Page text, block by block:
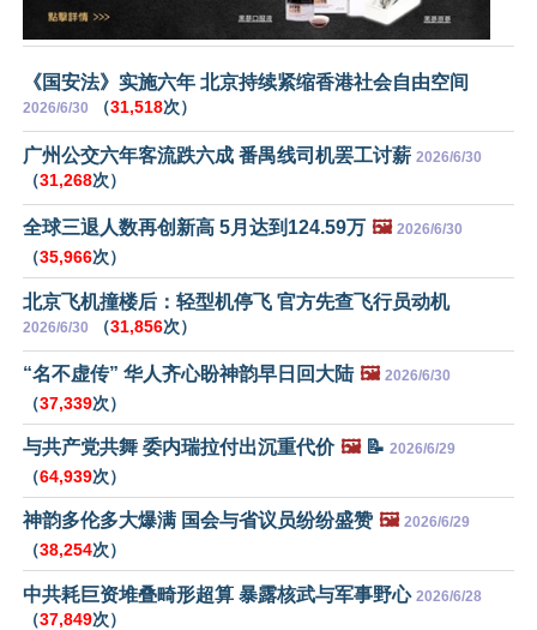
《国安法》实施六年 北京持续紧缩香港社会自由空间
2026/6/30 （31,518次）
广州公交六年客流跌六成 番禺线司机罢工讨薪 2026/6/30
（31,268次）
全球三退人数再创新高 5月达到124.59万 🖼️ 2026/6/30
（35,966次）
北京飞机撞楼后：轻型机停飞 官方先查飞行员动机
2026/6/30 （31,856次）
“名不虚传” 华人齐心盼神韵早日回大陆 🖼️ 2026/6/30
（37,339次）
与共产党共舞 委内瑞拉付出沉重代价 🖼️📝 2026/6/29
（64,939次）
神韵多伦多大爆满 国会与省议员纷纷盛赞 🖼️ 2026/6/29
（38,254次）
中共耗巨资堆叠畸形超算 暴露核武与军事野心 2026/6/28
（37,849次）